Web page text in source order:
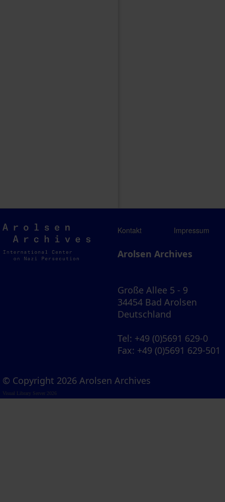
Arolsen
Archives
Kontakt Impressum
Arolsen Archives
Große Allee 5 - 9
34454 Bad Arolsen
Deutschland
Tel: +49 (0)5691 629-0
Fax: +49 (0)5691 629-501
© Copyright 2026 Arolsen Archives
Visual Library Server 2026